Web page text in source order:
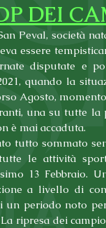
DEI
Peval, società
essere
disputate e
quando la
Agosto,
una su tutte la
è mai accaduta.
tutto sommato
le attività
13 Febbraio.
a livello di
un periodo noto
ripresa dei